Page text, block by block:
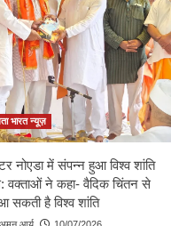
भारत न्यूज़
नोएडा में संपन्न हुआ विश्व शांति
वक्ताओं ने कहा- वैदिक चिंतन से
सकती है विश्व शांति